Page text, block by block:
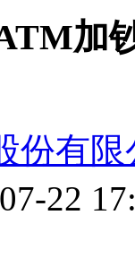
加
份有
22